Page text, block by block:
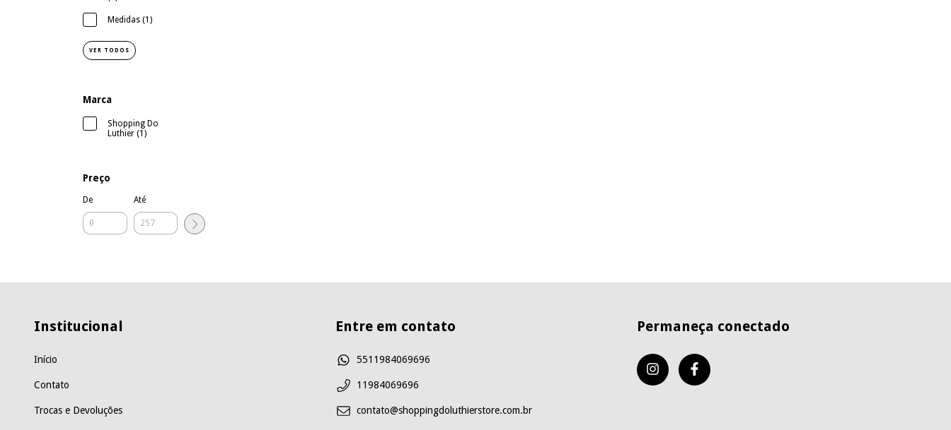
Medidas (1)
VER TODOS
Marca
Shopping Do
Luthier (1)
Preço
De Até
Institucional
Início
Contato
Trocas e Devoluções
Entre em contato
5511984069696
11984069696
contato@shoppingdoluthierstore.com.br
Permaneça conectado